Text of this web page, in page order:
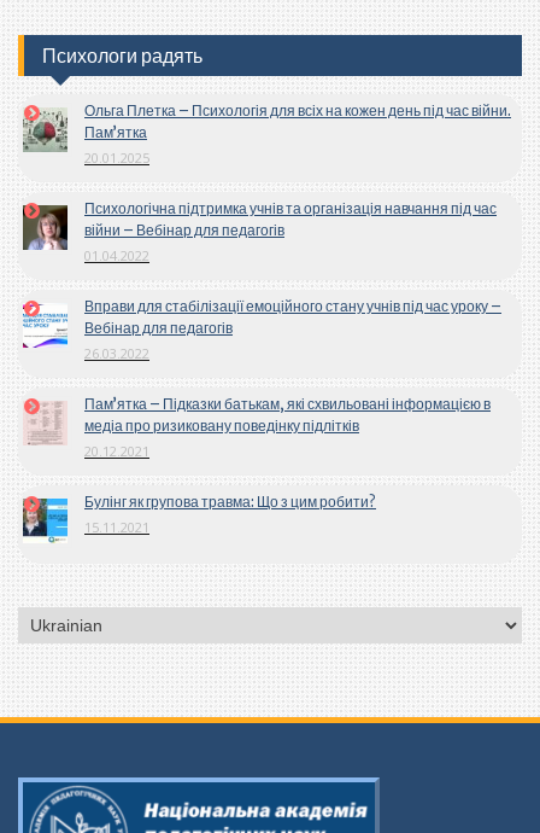
Психологи радять
Ольга Плетка – Психологія для всіх на кожен день під час війни.
Пам’ятка
20.01.2025
Психологічна підтримка учнів та організація навчання під час
війни – Вебінар для педагогів
01.04.2022
Вправи для стабілізації емоційного стану учнів під час уроку –
Вебінар для педагогів
26.03.2022
Пам’ятка – Підказки батькам, які схвильовані інформацією в
медіа про ризиковану поведінку підлітків
20.12.2021
Булінг як групова травма: Що з цим робити?
15.11.2021
Вибрати
мову